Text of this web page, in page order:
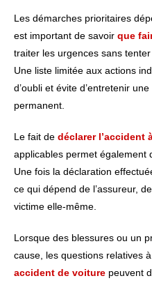
Les démarches prioritaires
est important de savoir que
traiter les urgences sans
Une liste limitée aux actions
d’oubli et évite d’entretenir
permanent.
Le fait de déclarer l’accident
applicables permet également
Une fois la déclaration
ce qui dépend de l’assureur,
victime elle-même.
Lorsque des blessures ou un
cause, les questions relatives à
accident de voiture peuvent